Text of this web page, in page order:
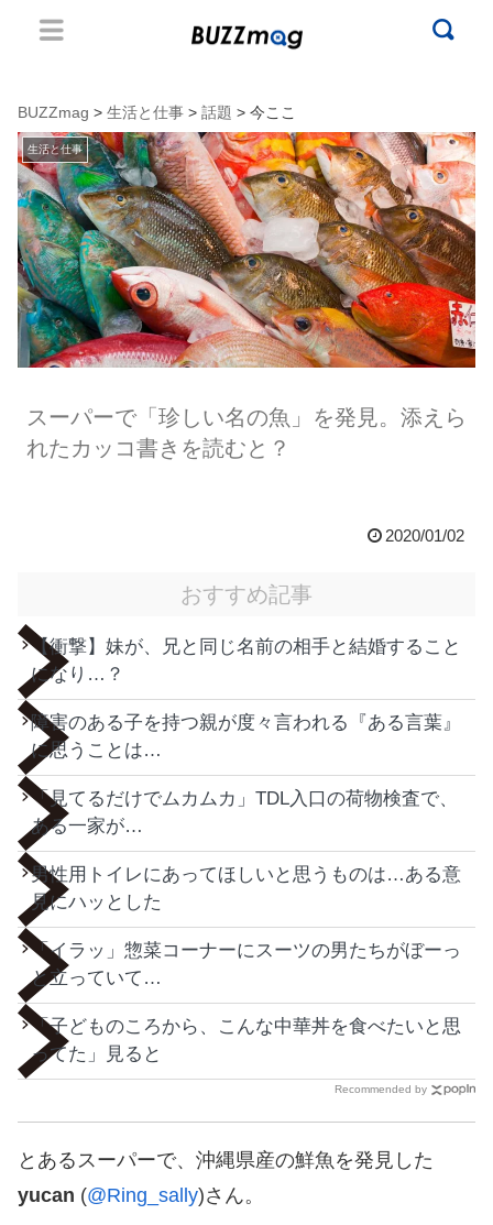
BUZZmag > 生活と仕事 > 話題 > 今ここ
生活と仕事
スーパーで「珍しい名の魚」を発見。添えら
れたカッコ書きを読むと？
2020/01/02
おすすめ記事
【衝撃】妹が、兄と同じ名前の相手と結婚すること
になり…？
障害のある子を持つ親が度々言われる『ある言葉』
に思うことは…
「見てるだけでムカムカ」TDL入口の荷物検査で、
ある一家が…
男性用トイレにあってほしいと思うものは…ある意
見にハッとした
「イラッ」惣菜コーナーにスーツの男たちがぼーっ
と立っていて…
「子どものころから、こんな中華丼を食べたいと思
ってた」見ると
Recommended by
とあるスーパーで、沖縄県産の鮮魚を発見した
yucan (@Ring_sally)さん。